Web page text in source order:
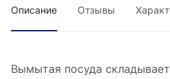
Описание Отзывы
Вымытая посуда